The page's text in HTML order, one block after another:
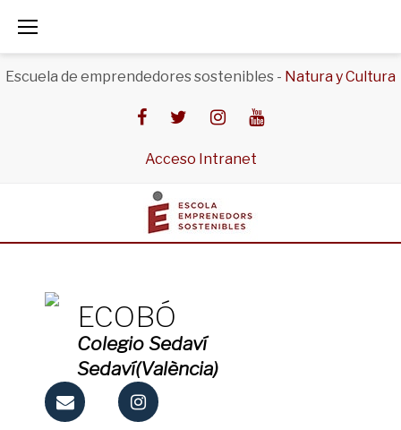
contenido
Escuela de emprendedores sostenibles - Natura y Cultura
Acceso Intranet
ECOBÓ
Colegio Sedaví
Sedaví(València)